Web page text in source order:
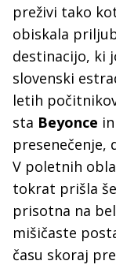
preživi tako
obiskala
destinacijo, ki
slovenski
letih
sta Beyonce in
presenečenje,
V poletnih
tokrat prišla
prisotna na
mišičaste
času skoraj